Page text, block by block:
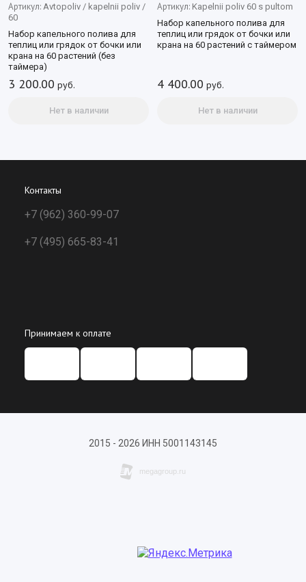
Артикул: Avtopoliv / kapelnii poliv /
60
Набор капельного полива для
теплиц или грядок от бочки или
крана на 60 растений (без
таймера)
3 200.00 руб.
Нет в наличии
Артикул: Kapelnii poliv 60 s pultom
Набор капельного полива для
теплиц или грядок от бочки или
крана на 60 растений с таймером
4 400.00 руб.
Нет в наличии
Контакты
+7 (962) 360-99-07
+7 (495) 665-83-41
Принимаем к оплате
2015 - 2026 ИНН 5001143145